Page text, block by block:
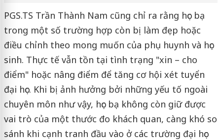
PGS.TS Trần Thành Nam cũng chỉ ra rằng học bạ
trong một số trường hợp còn bị làm đẹp hoặc
điều chỉnh theo mong muốn của phụ huynh và học
sinh. Thực tế vẫn tồn tại tình trạng "xin – cho
điểm" hoặc nâng điểm để tăng cơ hội xét tuyển
đại học. Khi bị ảnh hưởng bởi những yếu tố ngoài
chuyên môn như vậy, học bạ không còn giữ được
vai trò của một thước đo khách quan, càng khó so
sánh khi cạnh tranh đầu vào ở các trường đại học